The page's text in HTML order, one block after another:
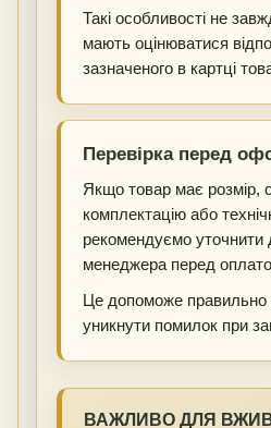
Такі особливості не
мають оцінюватися
зазначеного в картці
Перевірка перед
Якщо товар має розмір,
комплектацію або
рекомендуємо уточнити
менеджера перед
Це допоможе правильно
уникнути помилок при
ВАЖЛИВО ДЛЯ